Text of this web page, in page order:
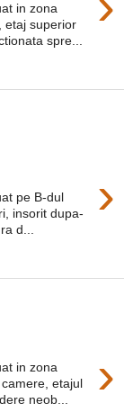
in zona
etaj superior
spre...
›
pe B-dul
insorit dupa-
d...
›
in zona
etajul
neob...